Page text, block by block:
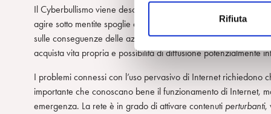
i
n
e
e
c
Rifiuta
Il Cyberbullismo viene descritto particolarmente in ciò che lo
agire sotto mentite spoglie e di essere più difficilmente
sulle conseguenze delle azioni del bullo, provoca un
acquista vita propria e possibilità di diffusione potenzialmente
I problemi connessi con l’uso pervasivo di Internet richiedono
importante che conoscano bene il funzionamento di Internet,
emergenza. La rete è in grado di attivare contenuti perturbanti,